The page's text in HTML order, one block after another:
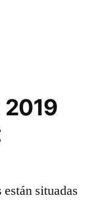
situadas